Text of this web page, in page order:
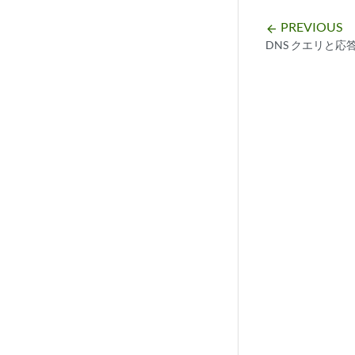
arrow_backward PREVIOUS
DNS クエリと応